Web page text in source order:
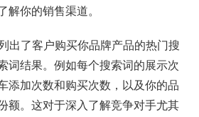
你的销售渠道。
了客户购买你品牌产品的热门搜
词结果。例如每个搜索词的展示次
添加次数和购买次数，以及你的品
额。这对于深入了解竞争对手尤其